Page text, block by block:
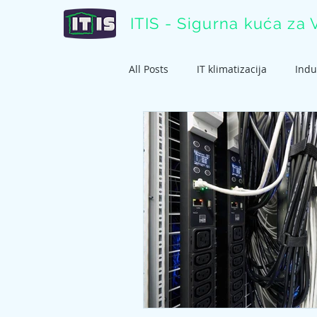
ITIS - Sigurna kuća za
All Posts IT klimatizacija